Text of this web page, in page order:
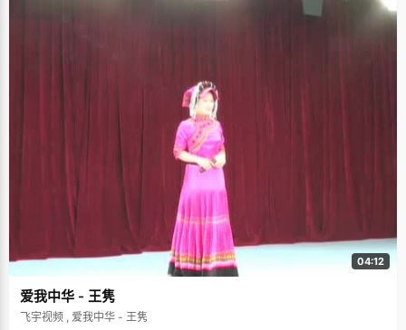
04:12
爱我中华 - 王隽
飞宇视频 , 爱我中华 - 王隽